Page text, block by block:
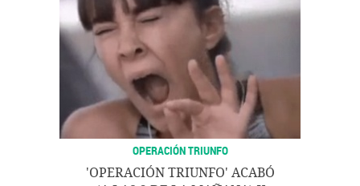
OPERACIÓN TRIUNFO
'OPERACIÓN TRIUNFO' ACABÓ